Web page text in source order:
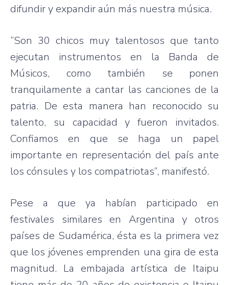
difundir y expandir aún más nuestra música.
“Son 30 chicos muy talentosos que tanto
ejecutan instrumentos en la Banda de
Músicos, como también se ponen
tranquilamente a cantar las canciones de la
patria. De esta manera han reconocido su
talento, su capacidad y fueron invitados.
Confiamos en que se haga un papel
importante en representación del país ante
los cónsules y los compatriotas”, manifestó.
Pese a que ya habían participado en
festivales similares en Argentina y otros
países de Sudamérica, ésta es la primera vez
que los jóvenes emprenden una gira de esta
magnitud. La embajada artística de Itaipu